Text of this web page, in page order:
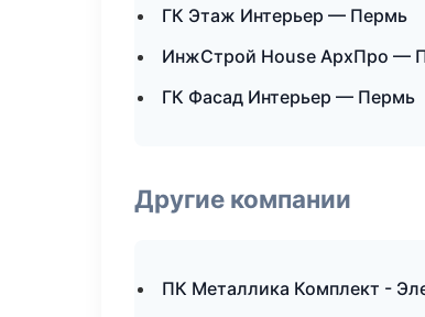
ГК Этаж Интерьер — Пермь
ИнжСтрой House АрхПро —
ГК Фасад Интерьер — Пермь
Другие компании
ПК Металлика Комплект -